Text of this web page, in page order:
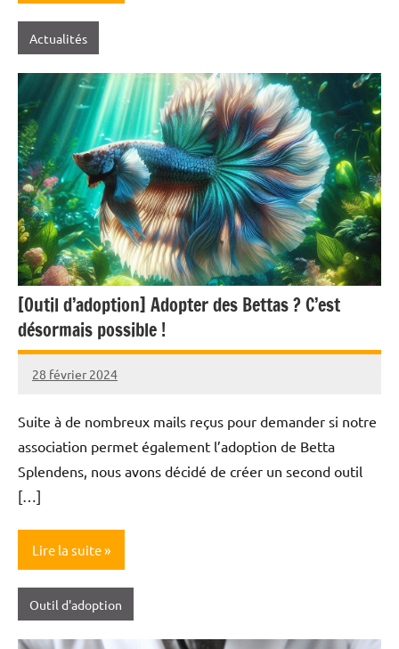
Actualités
[Outil d’adoption] Adopter des Bettas ? C’est
désormais possible !
28 février 2024
Nicolas
Suite à de nombreux mails reçus pour demander si notre
association permet également l’adoption de Betta
Splendens, nous avons décidé de créer un second outil
[…]
Lire la suite
Outil d'adoption